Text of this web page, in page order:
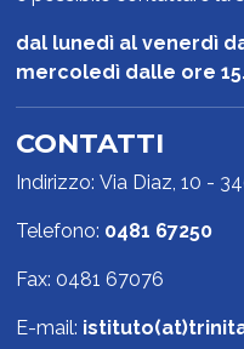
dal lunedì al venerdì
mercoledì dalle ore
CONTATTI
Indirizzo: Via Diaz, 10 -
Telefono: 0481 67250
Fax: 0481 67076
E-mail: